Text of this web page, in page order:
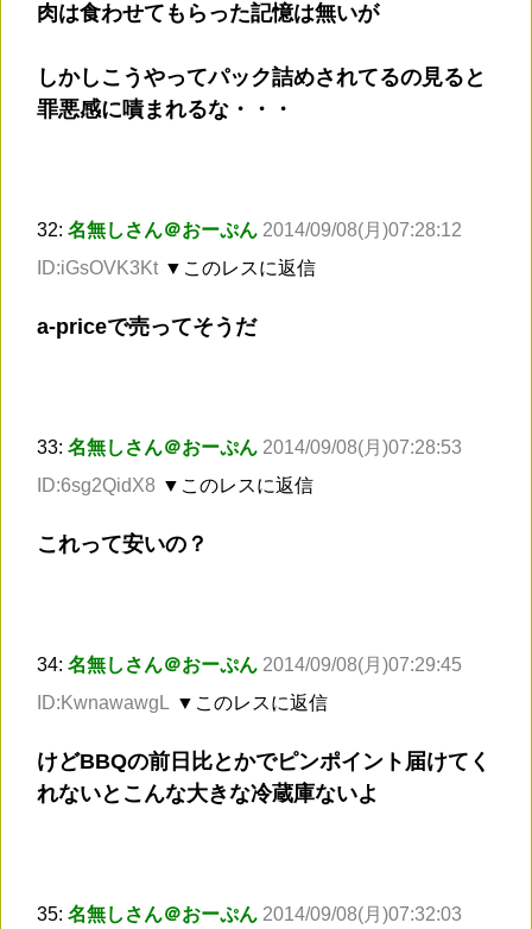
肉は食わせてもらった記憶は無いが
しかしこうやってパック詰めされてるの見ると
罪悪感に嘖まれるな・・・
32: 名無しさん＠おーぷん 2014/09/08(月)07:28:12
ID:iGsOVK3Kt ▼このレスに返信
a-priceで売ってそうだ
33: 名無しさん＠おーぷん 2014/09/08(月)07:28:53
ID:6sg2QidX8 ▼このレスに返信
これって安いの？
34: 名無しさん＠おーぷん 2014/09/08(月)07:29:45
ID:KwnawawgL ▼このレスに返信
けどBBQの前日比とかでピンポイント届けてく
れないとこんな大きな冷蔵庫ないよ
35: 名無しさん＠おーぷん 2014/09/08(月)07:32:03